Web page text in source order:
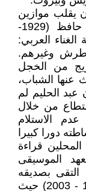
يقلب موازين
الغناء المصري والعربي انه عبدالحليم حافظ (1929-
الغناء العربي:
وغيرهم.
من الخجل
عنها الشباب،
الحليم لم
من خلال
الاستلام
دورا كبيرا
قراءة
الموسيقى
عام 1943 وهناك التقى بصديقه
ورفيق دربه الملحن كمال الطويل( 1923 - 2003) حيث